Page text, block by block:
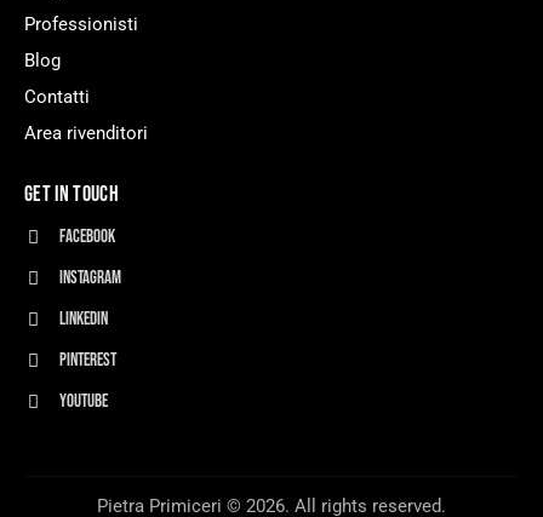
Professionisti
Blog
Contatti
Area rivenditori
GET IN TOUCH
Facebook
Instagram
Linkedin
Pinterest
Youtube
Pietra Primiceri © 2026. All rights reserved.